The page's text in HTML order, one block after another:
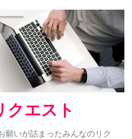
クエスト
願いが詰まったみんなのリク